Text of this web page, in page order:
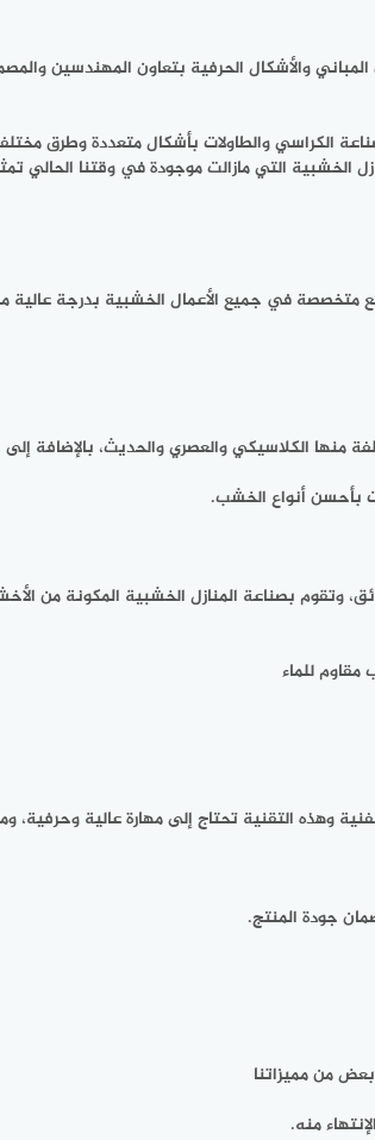
والأشكال الحرفية بتعاون المهندسين
الكراسي والطاولات بأشكال متعددة وطرق
الخشبية التي مازالت موجودة في وقتنا
متخصصة في جميع الأعمال الخشبية بدرجة عالية
الكلاسيكي والعصري والحديث، بالإضافة
بأحسن أنواع الخشب.
وتقوم بصناعة المنازل الخشبية المكونة من
مقاوم للماء
وهذه التقنية تحتاج إلى مهارة عالية وحرفية،
جودة المنتج.
من مميزاتنا
منه.